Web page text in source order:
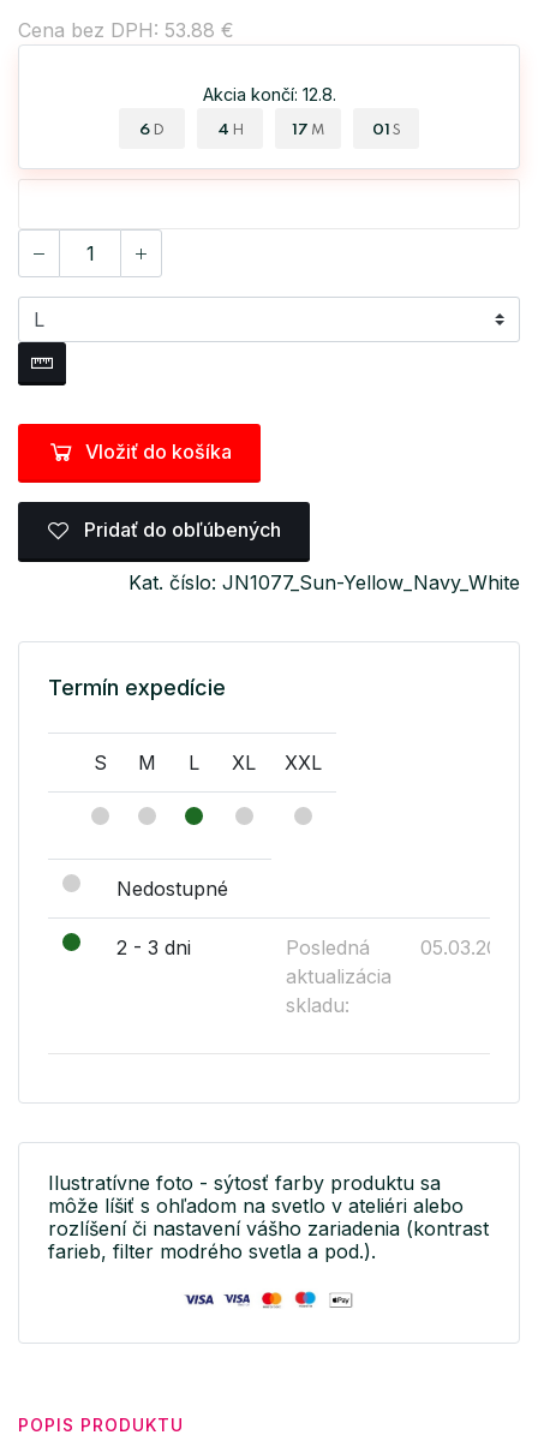
Cena bez DPH: 53.88 €
Akcia končí: 12.8.
6 D 4 H 17 M 01 S
Vložiť do košíka
Pridať do obľúbených
Kat. číslo: JN1077_Sun-Yellow_Navy_White
Termín expedície
S M L XL XXL
Nedostupné
2 - 3 dni
Posledná
aktualizácia
skladu:
05.03.2019
Ilustratívne foto - sýtosť farby produktu sa
môže líšiť s ohľadom na svetlo v ateliéri alebo
rozlíšení či nastavení vášho zariadenia (kontrast
farieb, filter modrého svetla a pod.).
POPIS PRODUKTU